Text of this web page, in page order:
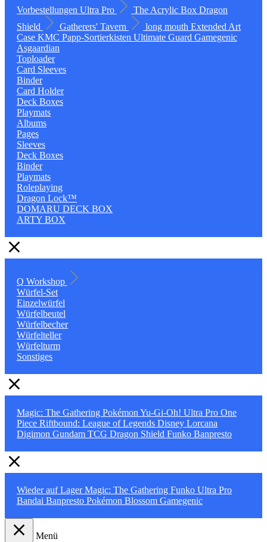
Vorbestellungen Ultra Pro The Acrylic Box Dragon
Shield
Gatherers' Tavern long mouth Extended Art
Case KMC Papp-Sortierkisten Ultimate Guard Gamegenic
Asgaardian
Toploader
Card Sleeves
Binder
Card Holder
Deck Boxes
Playmats
Albums
Pages
Sleeves
Deck Boxes
Binder
Playmats
Roleplaying
Dragon Lock™
DOMARU DECK BOX
ARTY BOX
Q Workshop
Würfel-Set
Einzelwürfel
Würfelbeutel
Würfelbecher
Würfelteller
Würfelturm
Sonstiges
Magic: The Gathering Pokémon Yu-Gi-Oh! Ultra Pro One
Piece Riftbound: League of Legends Disney Lorcana
Digimon Gundam TCG Dragon Shield Funko Banpresto
Wieder auf LagerMagic: The Gathering Funko Ultra Pro
Bandai Banpresto Pokémon Blossom Gamegenic
Menü